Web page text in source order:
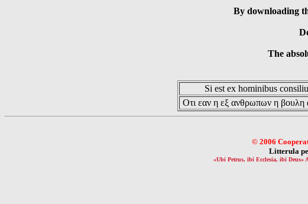
By downloading
The
Si est ex hominibus
Οτι εαν η εξ ανθρωπων η βουλη
© 2006
Litterula
«Ubi Petrus, ibi Ecclesia, ibi Deus»